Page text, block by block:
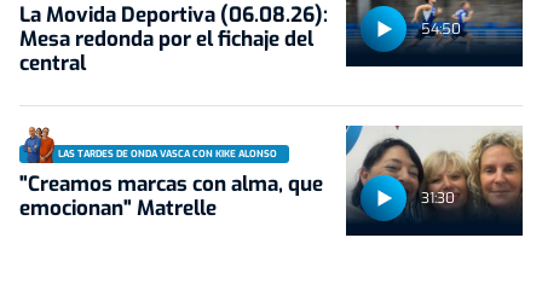
54:50
La Movida Deportiva (06.08.26):
Mesa redonda por el fichaje del
central
31:30
LAS TARDES DE ONDA VASCA CON KIKE ALONSO
"Creamos marcas con alma, que
emocionan" Matrelle